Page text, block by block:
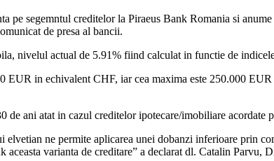
pe segemntul creditelor la Piraeus Bank Romania si
de presa al bancii.
nivelul actual de 5.91% fiind calculat in functie de
EUR in echivalent CHF, iar cea maxima este 250.000
de ani atat in cazul creditelor ipotecare/imobiliare
ne permite aplicarea unei dobanzi inferioare prin
aceasta varianta de creditare” a declarat dl. Catalin Parvu,